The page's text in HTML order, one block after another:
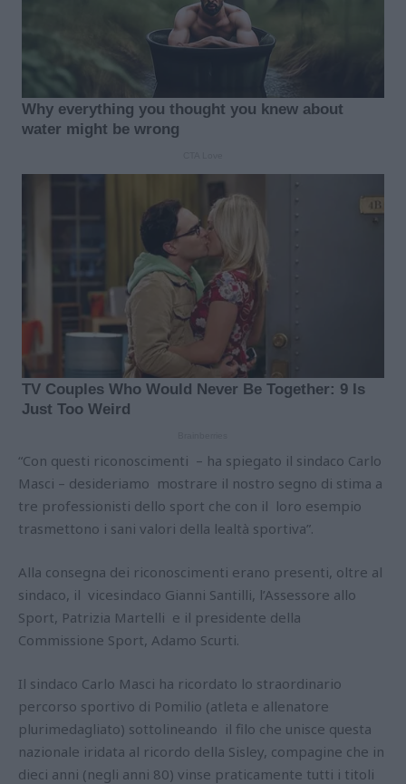
“Con questi riconoscimenti – ha spiegato il sindaco Carlo
Masci – desideriamo mostrare il nostro segno di stima a
tre professionisti dello sport che con il loro esempio
trasmettono i sani valori della lealtà sportiva”.
Alla consegna dei riconoscimenti erano presenti, oltre al
sindaco, il vicesindaco Gianni Santilli, l’Assessore allo
Sport, Patrizia Martelli e il presidente della
Commissione Sport, Adamo Scurti.
Il sindaco Carlo Masci ha ricordato lo straordinario
percorso sportivo di Pomilio (atleta e allenatore
plurimedagliato) sottolineando il filo che unisce questa
nazionale iridata al ricordo della Sisley, compagine che in
dieci anni (negli anni 80) vinse praticamente tutti i titoli